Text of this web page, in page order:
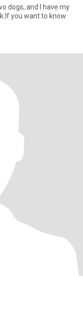
dogs, and I have my
you want to know